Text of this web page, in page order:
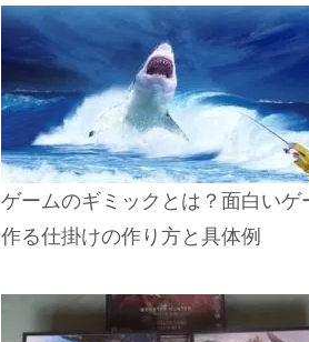
ゲームのギミックとは？面白いゲ
作る仕掛けの作り方と具体例